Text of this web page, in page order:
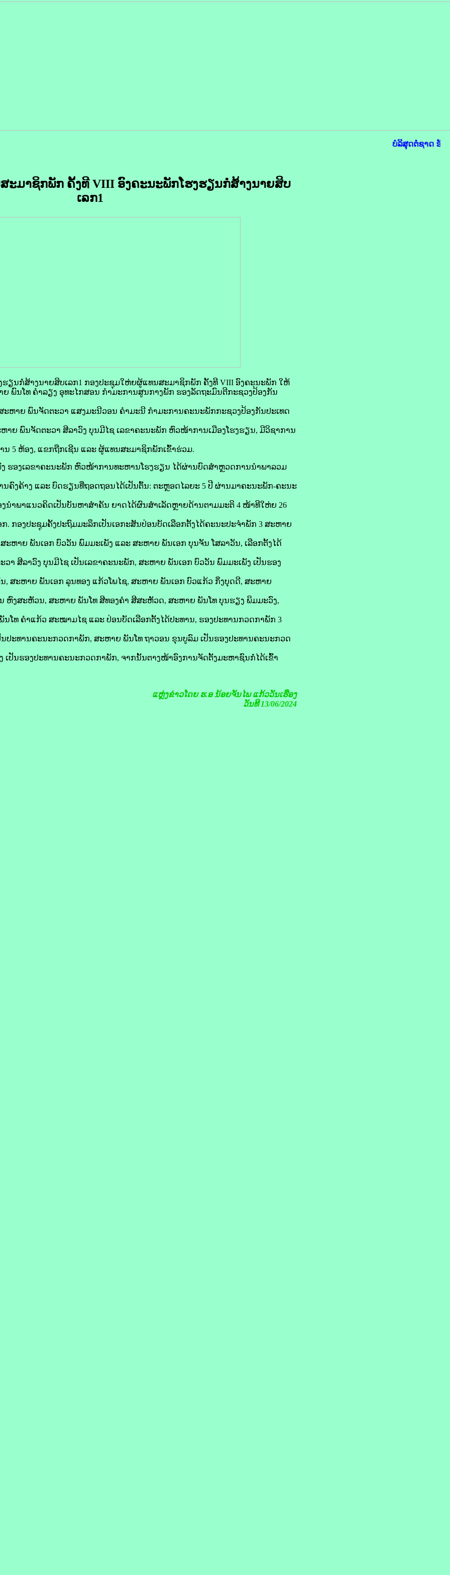
ບໍລິສຸດຕໍ່ຊາດ ຮັບ
ມາຊິກພັກ ຄັ້ງທີ VIII ອົງຄະນະພັກໂຮງຮຽນກໍ່ສ້າງນາຍສິບ
ເລກ1
ງຮຽນກໍ່ສ້າງນາຍສິບເລກ1 ກອງປະຊຸມໃຫ່ຍຜູ້ແທນສະມາຊິກພັກ ຄັ້ງທີ VIII ອົງຄະນະພັກ ໃຫ້
ພົນໂທ ຄຳລຽງ ອຸທະໄກສອນ ກຳມະການສູນກາງພັກ ຮອງລັດຖະມົນຕີກະຊວງປ້ອງກັນ
ຫາຍ ພົນຈັດຕະວາ ແສງມະນີວອນ ຄຳມະນີ ກຳມະການຄະນະພັກກະຊວງປ້ອງກັນປະເທດ
າຍ ພົນຈັດຕະວາ ສີລາວົງ ບຸນມີໄຊ ເລຂາຄະນະພັກ ຫົວໜ້າການເມືອງໂຮງຮຽນ, ມີວິຊາການ
ນ 5 ຫ້ອງ, ແຂກຖືກເຊີນ ແລະ ຜູ້ແທນສະມາຊິກພັກເຂົ້າຮ່ວມ.
ຮອງເລຂາຄະນະພັກ ຫົວໜ້າການທະຫານໂຮງຮຽນ ໄດ້ຜ່ານບົດສຳຫຼວດການນຳພາລວມ
ນຄົງຄ້າງ ແລະ ບົດຮຽນທີ່ຖອດຖອນໄດ້ເປັນຕົ້ນ: ຕະຫຼອດໄລຍະ 5 ປີ ຜ່ານມາຄະນະພັກ-ຄະນະ
ນຳພາແນວຄິດເປັນບັນຫາສຳຄັນ ຍາດໄດ້ຜົນສຳເລັດຫຼາຍດ້ານຕາມມະຕິ 4 ໜ້າທີໃຫ່ຍ 26
. ກອງປະຊຸມຄັ້ງປະຖົມມະລຶກເປັນເອກະສັນປ່ອນບັດເລືອກຕັ້ງໄດ້ຄະນະປະຈຳພັກ 3 ສະຫາຍ
ະຫາຍ ພັນເອກ ບົວວັນ ພົມມະເພັງ ແລະ ສະຫາຍ ພັນເອກ ບຸນຈັນ ໂສລາວັນ, ເລືອກຕັ້ງໄດ້
າ ສີລາວົງ ບຸນມີໄຊ ເປັນເລຂາຄະນະພັກ, ສະຫາຍ ພັນເອກ ບົວວັນ ພົມມະເພັງ ເປັນຮອງ
, ສະຫາຍ ພັນເອກ ລຸນທອງ ແກ້ວໂພໄຊ, ສະຫາຍ ພັນເອກ ບົວແກ້ວ ກິ່ງບຸດດີ, ສະຫາຍ
ຫົງສະຫັວນ, ສະຫາຍ ພັນໂທ ສີທອງຄຳ ສີສະຫັວດ, ສະຫາຍ ພັນໂທ ບຸນຮຽງ ພິມມະວົງ,
ນໂທ ຄຳແກ້ວ ສະໝາມໄຊ ແລະ ປ່ອນບັດເລືອກຕັ້ງໄດ້ປະທານ, ຮອງປະທານກວດກາພັກ 3
ປະທານຄະນະກວດກາພັກ, ສະຫາຍ ພັນໂທ ຖາວອນ ຂຸນບູລົມ ເປັນຮອງປະທານຄະນະກວດ
ເປັນຮອງປະທານຄະນະກວດກາພັກ, ຈາກນັ້ນຕາງໜ້າອົງການຈັດຕັ້ງມະຫາຊົນກໍ່ໄດ້ເຂົ້າ
ແຫຼ່ງຂ່າວໂດຍ ຮ.ອ ນ້ອຍຈັນໄພ ແກ້ວວັນເຮືອງ
ວັນທີ 13/06/2024